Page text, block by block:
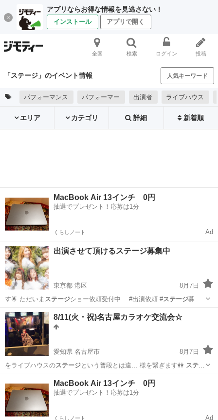
アプリならお得な情報を見逃さない！
インストール アプリで開く
全国 検索 ログイン 投稿
「ステージ」のイベント情報 人気キーワード
パフォーマンス パフォーマー 出演者 ライブハウス
エリア カテゴリ 詳細 新着順
MacBook Air 13インチ 0円
抽選でプレゼント！応募は1分
くらしノート Ad
出演させて頂けるステージ募集中
東京都 港区
8月7日
す🌟 ただいま ステージ ショー依頼受付中… #出演依頼 #ステージ募集
# 東京 港区 コンサート/ショー
8/11(火・祝)名古屋カラオケ交流会☆
愛知県 名古屋市
8月7日
をライブハウスのステージという普段とは違… 様を繋ぎます👭 ステー
ジで歌うもOK、お… 会場
MacBook Air 13インチ 0円
抽選でプレゼント！応募は1分
くらしノート Ad